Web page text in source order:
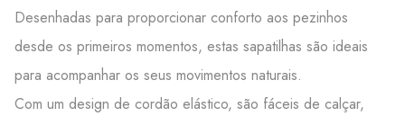
Desenhadas para proporcionar conforto aos pezinhos
desde os primeiros momentos, estas sapatilhas são ideais
para acompanhar os seus movimentos naturais.
Com um design de cordão elástico, são fáceis de calçar,